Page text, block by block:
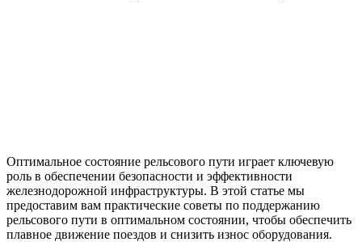
Оптимальное состояние рельсового пути играет ключевую
роль в обеспечении безопасности и эффективности
железнодорожной инфраструктуры. В этой статье мы
предоставим вам практические советы по поддержанию
рельсового пути в оптимальном состоянии, чтобы обеспечить
плавное движение поездов и снизить износ оборудования.